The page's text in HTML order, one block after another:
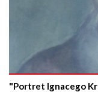
"Portret Ignacego